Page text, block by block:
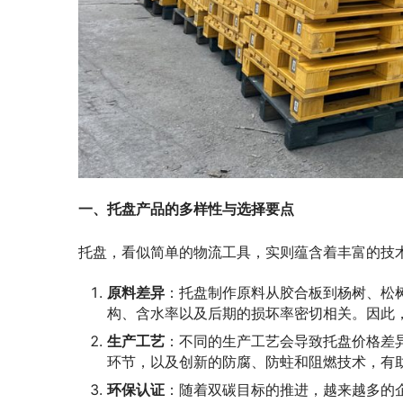
一、托盘产品的多样性与选择要点
托盘，看似简单的物流工具，实则蕴含着丰富的技
原料差异 ：托盘制作原料从胶合板到杨树、
构、含水率以及后期的损坏率密切相关。因
生产工艺 ：不同的生产工艺会导致托盘价格
环节，以及创新的防腐、防蛀和阻燃技术，有
环保认证 ：随着双碳目标的推进，越来越多